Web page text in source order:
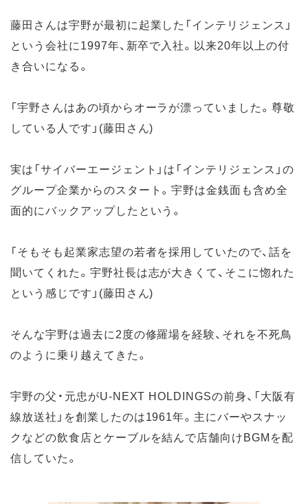
藤田さんは宇野が最初に起業した「インテリジェンス」
という会社に1997年、新卒で入社。以来20年以上の付
き合いになる。
「宇野さんはあの頃からオーラが漂っていました。尊敬
している人です」(藤田さん)
実は「サイバーエージェント」は「インテリジェンス」の
グループ企業からのスタート。宇野は金銭面も含め全
面的にバックアップしたという。
「そもそも起業家志望の若者を採用していたので、話を
聞いてくれた。宇野社長は志が大きくて、そこに惚れた
という感じです」(藤田さん)
そんな宇野は過去に2度の修羅場を経験、それを不死鳥
のように乗り越えてきた。
宇野の父・元忠がU-NEXT HOLDINGSの前身、「大阪有
線放送社」を創業したのは1961年。主にバーやスナッ
クなどの飲食店とケーブルを結んで店舗向けBGMを配
信していた。